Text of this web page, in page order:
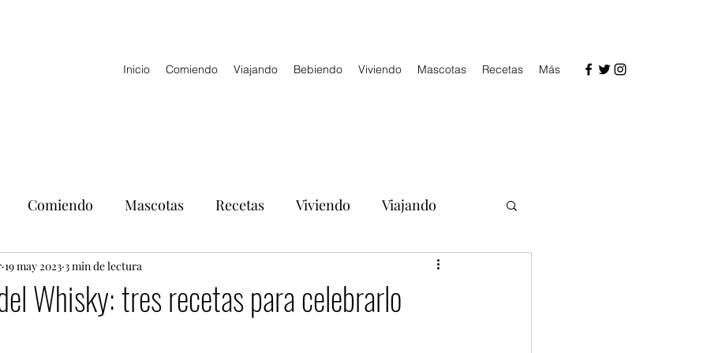
Inicio Comiendo Viajando Bebiendo Viviendo Mascotas Recetas Más
Comiendo Mascotas Recetas Viviendo Viajando
Whisky: tres recetas para celebrarlo
19 may 2023 3 min de lectura